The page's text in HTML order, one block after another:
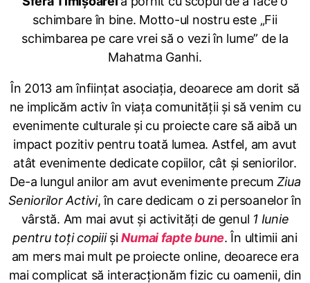
schimbare în bine. Motto-ul nostru este „Fii
schimbarea pe care vrei să o vezi în lume” de la
Mahatma Ganhi.
În 2013 am înființat asociația, deoarece am dorit să
ne implicăm activ în viața comunității și să venim cu
evenimente culturale și cu proiecte care să aibă un
impact pozitiv pentru toată lumea. Astfel, am avut
atât evenimente dedicate copiilor, cât și seniorilor.
De-a lungul anilor am avut evenimente precumZiua
Seniorilor Activi, în care dedicam o zi persoanelor în
vârstă. Am mai avut și activități de genul 1 Iunie
pentru toți copiiișiNumai fapte bune. În ultimii ani
am mers mai mult pe proiecte online, deoarece era
mai complicat să interacționăm fizic cu oamenii, din